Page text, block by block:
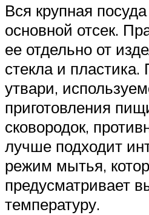
Вся крупная
основной отсек.
ее отдельно от
стекла и пластика.
утвари,
приготовления
сковородок,
лучше подходит
режим мытья,
предусматривает
температуру.